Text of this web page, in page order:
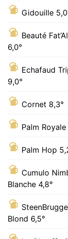
Gidouille
Beauté
6,0°
Echafaud
9,0°
Cornet 8,3°
Palm Royale
Palm Hop
Cumulo
Blanche 4,8°
SteenBrugge
Blond 6,5°